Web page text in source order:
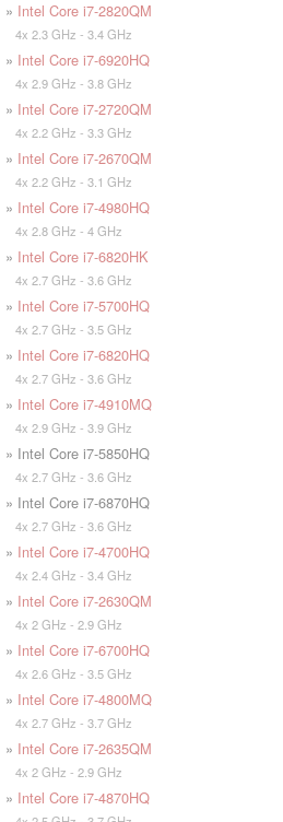
» Intel Core i7-2820QM
4x 2.3 GHz - 3.4 GHz
» Intel Core i7-6920HQ
4x 2.9 GHz - 3.8 GHz
» Intel Core i7-2720QM
4x 2.2 GHz - 3.3 GHz
» Intel Core i7-2670QM
4x 2.2 GHz - 3.1 GHz
» Intel Core i7-4980HQ
4x 2.8 GHz - 4 GHz
» Intel Core i7-6820HK
4x 2.7 GHz - 3.6 GHz
» Intel Core i7-5700HQ
4x 2.7 GHz - 3.5 GHz
» Intel Core i7-6820HQ
4x 2.7 GHz - 3.6 GHz
» Intel Core i7-4910MQ
4x 2.9 GHz - 3.9 GHz
» Intel Core i7-5850HQ
4x 2.7 GHz - 3.6 GHz
» Intel Core i7-6870HQ
4x 2.7 GHz - 3.6 GHz
» Intel Core i7-4700HQ
4x 2.4 GHz - 3.4 GHz
» Intel Core i7-2630QM
4x 2 GHz - 2.9 GHz
» Intel Core i7-6700HQ
4x 2.6 GHz - 3.5 GHz
» Intel Core i7-4800MQ
4x 2.7 GHz - 3.7 GHz
» Intel Core i7-2635QM
4x 2 GHz - 2.9 GHz
» Intel Core i7-4870HQ